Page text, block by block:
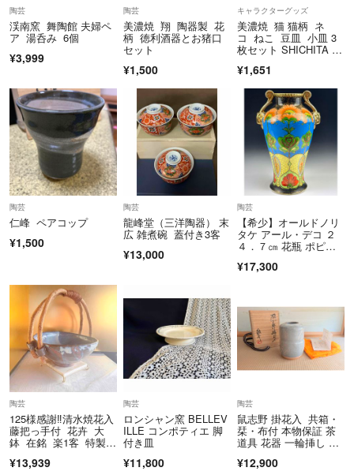
陶芸
渓南窯 舞陶館 夫婦ペ
ア 湯呑み 6個
¥3,999
陶芸
美濃焼 翔 陶器製 花
柄 徳利酒器とお猪口
セット
¥1,500
キャラクターグッズ
美濃焼 猫 猫柄 ネ
コ ねこ 豆皿 小皿 3
枚セット SHICHITA 日
器 未使用 キャッ
ト CAT
¥1,651
陶芸
仁峰 ペアコップ
¥1,500
陶芸
龍峰堂（三洋陶器） 末
広 雑煮碗 蓋付き3客
¥13,000
陶芸
【希少】オールドノリ
タケ アール・デコ ２
４．７㎝ 花瓶 ポピー
¥17,300
陶芸
125様感謝‼️清水焼花入
藤把っ手付 花卉 大
鉢 在銘 楽1客 特製刻
¥13,939
陶芸
ロンシャン窯 BELLEV
ILLE コンポティエ 脚
付き皿
¥11,800
陶芸
鼠志野 掛花入 共箱・
栞・布付 本物保証 茶
道具 花器 一輪挿し 花
啓 次男 藤原恭助（敬
¥12,900